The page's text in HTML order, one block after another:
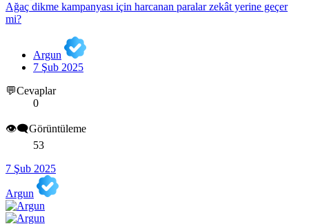
Ağaç dikme kampanyası için harcanan paralar zekât yerine geçer
mi?
Argun
7 Şub 2025
💬Cevaplar
0
👁️‍🗨️Görüntüleme
53
7 Şub 2025
Argun